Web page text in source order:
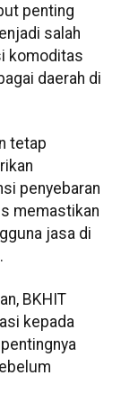
penting
salah
komoditas
daerah di
tetap
penyebaran
memastikan
jasa di
BKHIT
kepada